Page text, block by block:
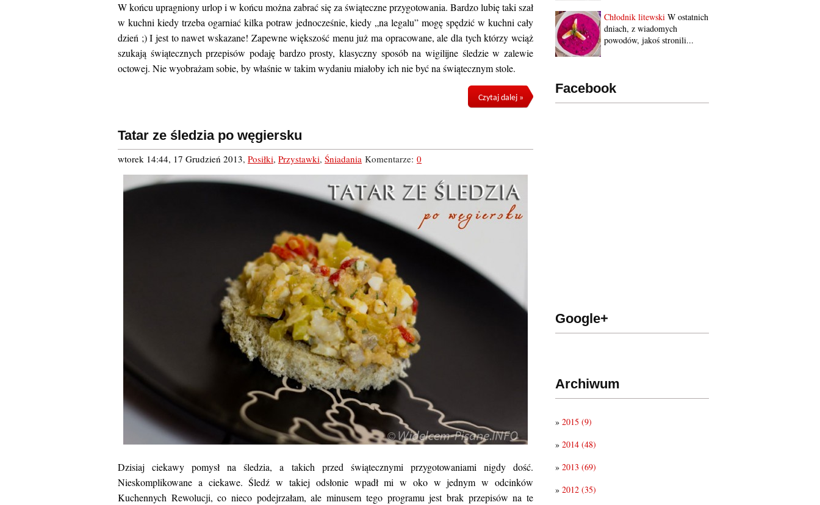
Chłodnik litewski W ostatnich
dniach, z wiadomych
powodów, jakoś stronili...
Facebook
Google+
Archiwum
» 2015 (9)
» 2014 (48)
» 2013 (69)
» 2012 (35)
W końcu upragniony urlop i w końcu można zabrać się za świąteczne przygotowania. Bardzo lubię taki szał
w kuchni kiedy trzeba ogarniać kilka potraw jednocześnie, kiedy „na legalu” mogę spędzić w kuchni cały
dzień ;) I jest to nawet wskazane! Zapewne większość menu już ma opracowane, ale dla tych którzy wciąż
szukają świątecznych przepisów podaję bardzo prosty, klasyczny sposób na wigilijne śledzie w zalewie
octowej. Nie wyobrażam sobie, by właśnie w takim wydaniu miałoby ich nie być na świątecznym stole.
Czytaj dalej »
Tatar ze śledzia po węgiersku
wtorek 14:44, 17 Grudzień 2013, Posiłki, Przystawki, Śniadania Komentarze: 0
Dzisiaj ciekawy pomysł na śledzia, a takich przed świątecznymi przygotowaniami nigdy dość.
Nieskomplikowane a ciekawe. Śledź w takiej odsłonie wpadł mi w oko w jednym w odcinków
Kuchennych Rewolucji, co nieco podejrzałam, ale minusem tego programu jest brak przepisów na te